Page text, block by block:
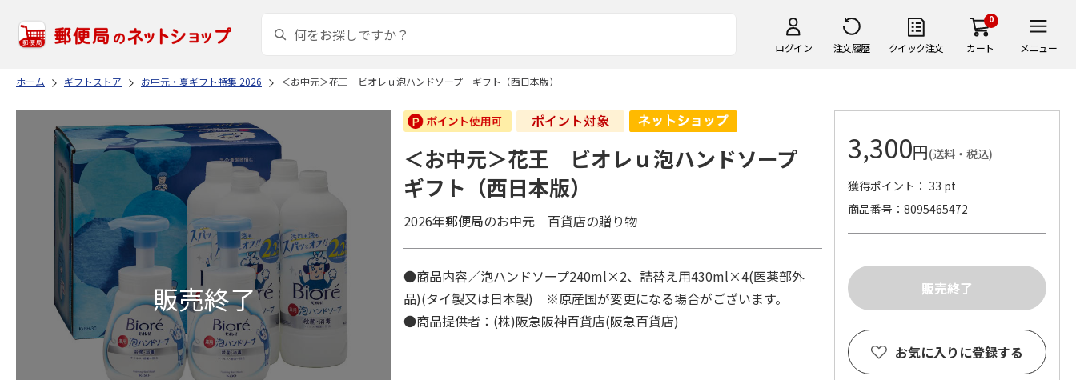
ログイン 注文履歴 クイック注文
0
カート メニュー
ホーム ギフトストア お中元・夏ギフト特集 2026 ＜お中元＞花王 ビオレｕ泡ハンドソープ ギフト（西日本版）
＜お中元＞花王 ビオレｕ泡ハンドソープ
ギフト（西日本版）
2026年郵便局のお中元 百貨店の贈り物
●商品内容／泡ハンドソープ240ml×2、詰替え用430ml×4(医薬部外
品)(タイ製又は日本製) ※原産国が変更になる場合がございます。
●商品提供者：(株)阪急阪神百貨店(阪急百貨店)
3,300円(送料・税込)
獲得ポイント： 33 pt
商品番号
8095465472
お気に入りに登録する